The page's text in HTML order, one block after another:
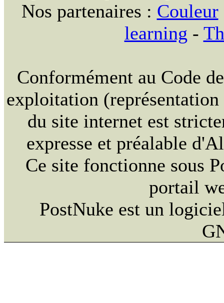
Nos partenaires : Couleur
learning -
Conformément au Code
exploitation
du site internet est
expresse et préalable
Ce site fonctionne sous
portail
PostNuke est un